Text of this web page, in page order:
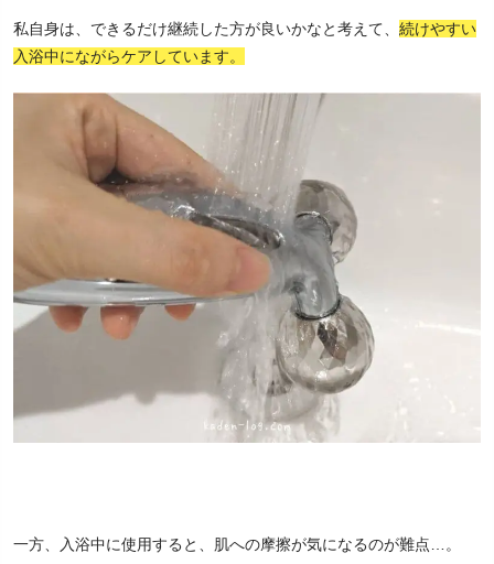
私自身は、できるだけ継続した方が良いかなと考えて、 続けやすい
入浴中にながらケアしています。
一方、入浴中に使用すると、肌への摩擦が気になるのが難点…。